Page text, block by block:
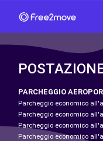
PARCHEGGIO
Parcheggio economico
Parcheggio economico
Parcheggio economico
Parcheggio economico